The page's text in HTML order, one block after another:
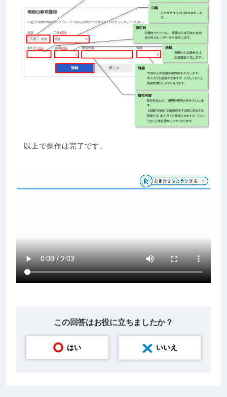
以上で操作は完了です。
この回答はお役に立ちましたか？
はい いいえ